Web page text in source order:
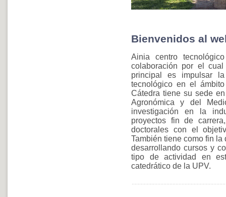
Bienvenidos al
Ainia centro
colaboración por el
principal es impulsar
tecnológico en el
Cátedra tiene su sede
Agronómica y del
investigación en la
proyectos fin de
doctorales con el
También tiene como fin
desarrollando cursos y
tipo de actividad en
catedrático de la UPV.